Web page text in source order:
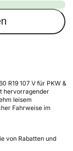
R19 107 V für PKW &
hervorragender
leisem
Fahrweise im
von Rabatten und